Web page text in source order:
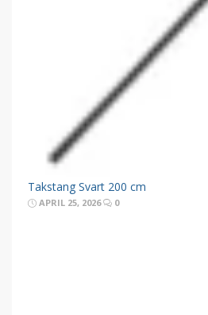
Takstang Svart 200 cm
APRIL 25, 2026 0